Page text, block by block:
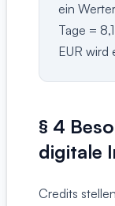
ein
Tage =
EUR wird
§ 4
digitale
Credits